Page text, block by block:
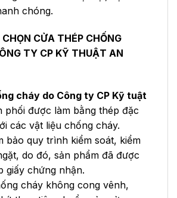
chóng.
CỬA THÉP CHỐNG
TY CP KỸ THUẬT AN
cháy do Công ty CP Kỹ tuật
phối được làm bằng thép đặc
các vật liệu chống cháy.
bảo quy trình kiểm soát, kiểm
do đó, sản phẩm đã được
giấy chứng nhận.
cháy không cong vênh,